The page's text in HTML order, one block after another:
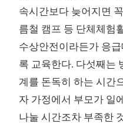
속시간보다 늦어지면
름철 캠프 등 단체체험
수상안전이라든가 응
록 교육한다. 다섯째는
계를 돈독히 하는 시간
자 가정에서 부모가 일
나눌 시간조차 부족한